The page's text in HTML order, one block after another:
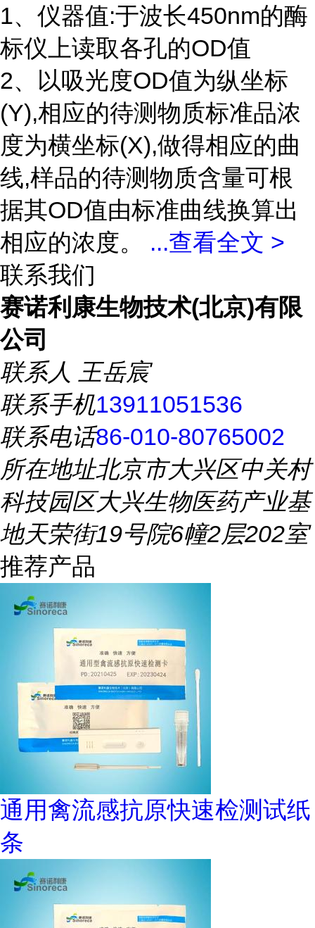
1、仪器值:于波长450nm的酶
标仪上读取各孔的OD值
2、以吸光度OD值为纵坐标
(Y),相应的待测物质标准品浓
度为横坐标(X),做得相应的曲
线,样品的待测物质含量可根
据其OD值由标准曲线换算出
相应的浓度。 ...查看全文 >
联系我们
赛诺利康生物技术(北京)有限
公司
联系人 王岳宸
联系手机13911051536
联系电话86-010-80765002
所在地址北京市大兴区中关村
科技园区大兴生物医药产业基
地天荣街19号院6幢2层202室
推荐产品
通用禽流感抗原快速检测试纸
条